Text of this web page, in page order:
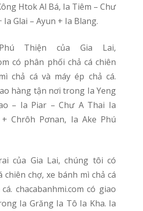
Htok Al Bá, Ia Tiêm – Chư
Glai – Ayun + Ia Blang.
có phân phối chả cá chiên
chả cá và máy ép chả cá.
hàng tận nơi trong Ia Yeng
– Ia Piar – Chư A Thai Ia
Chrôh Pơnan, Ia Ake Phú
chiên chợ, xe bánh mì chả cá
chacabanhmi.com có giao
Ia Grăng Ia Tô Ia Kha. Ia